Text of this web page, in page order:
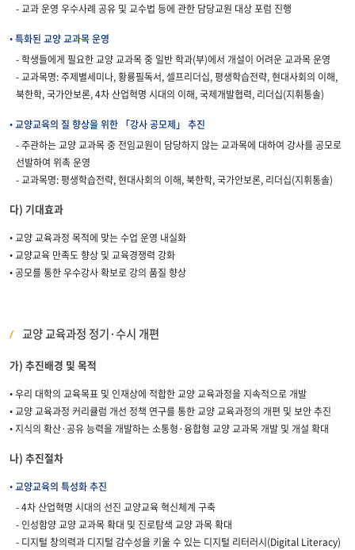
- 교과 운영 우수사례 공유 및 교수법 등에 관한 담당교원 대상 포럼 진행
• 특화된 교양 교과목 운영
- 학생들에게 필요한 교양 교과목 중 일반 학과(부)에서 개설이 어려운 교과목 운영
- 교과목명: 주제별세미나, 황룡필독서, 셀프리더십, 평생학습전략, 현대사회의 이해,
북한학, 국가안보론, 4차 산업혁명 시대의 이해, 국제개발협력, 리더십(지휘통솔)
• 교양교육의 질 향상을 위한 「강사 공모제」 추진
- 주관하는 교양 교과목 중 전임교원이 담당하지 않는 교과목에 대하여 강사를 공모로
선발하여 위촉 운영
- 교과목명: 평생학습전략, 현대사회의 이해, 북한학, 국가안보론, 리더십(지휘통솔)
다) 기대효과
• 교양 교육과정 목적에 맞는 수업 운영 내실화
• 교양교육 만족도 향상 및 교육경쟁력 강화
• 공모를 통한 우수강사 확보로 강의 품질 향상
교양 교육과정 정기·수시 개편
가) 추진배경 및 목적
• 우리 대학의 교육목표 및 인재상에 적합한 교양 교육과정을 지속적으로 개발
• 교양 교육과정 커리큘럼 개선 정책 연구를 통한 교양 교육과정의 개편 및 보안 추진
• 지식의 확산·공유 능력을 개발하는 소통형·융합형 교양 교과목 개발 및 개설 확대
나) 추진절차
• 교양교육의 특성화 추진
- 4차 산업혁명 시대의 선진 교양교육 혁신체계 구축
- 인성함양 교양 교과목 확대 및 진로탐색 교양 과목 확대
- 디지털 창의력과 디지털 감수성을 키울 수 있는 디지털 리터러시(Digital Literacy)